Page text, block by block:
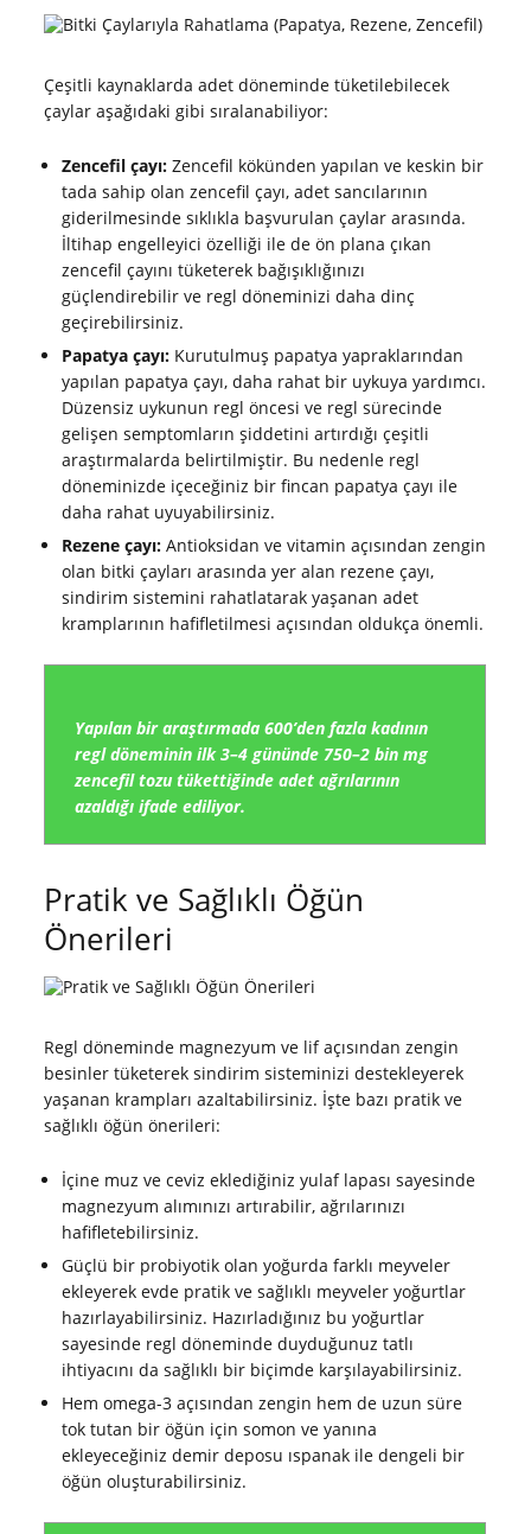
Çeşitli kaynaklarda adet döneminde tüketilebilecek
çaylar aşağıdaki gibi sıralanabiliyor:
Zencefil çayı: Zencefil kökünden yapılan ve keskin bir
tada sahip olan zencefil çayı, adet sancılarının
giderilmesinde sıklıkla başvurulan çaylar arasında.
İltihap engelleyici özelliği ile de ön plana çıkan
zencefil çayını tüketerek bağışıklığınızı
güçlendirebilir ve regl döneminizi daha dinç
geçirebilirsiniz.
Papatya çayı: Kurutulmuş papatya yapraklarından
yapılan papatya çayı, daha rahat bir uykuya yardımcı.
Düzensiz uykunun regl öncesi ve regl sürecinde
gelişen semptomların şiddetini artırdığı çeşitli
araştırmalarda belirtilmiştir. Bu nedenle regl
döneminizde içeceğiniz bir fincan papatya çayı ile
daha rahat uyuyabilirsiniz.
Rezene çayı: Antioksidan ve vitamin açısından zengin
olan bitki çayları arasında yer alan rezene çayı,
sindirim sistemini rahatlatarak yaşanan adet
kramplarının hafifletilmesi açısından oldukça önemli.
Yapılan bir araştırmada 600’den fazla kadının
regl döneminin ilk 3–4 gününde 750–2 bin mg
zencefil tozu tükettiğinde adet ağrılarının
azaldığı ifade ediliyor.
Pratik ve Sağlıklı Öğün
Önerileri
Regl döneminde magnezyum ve lif açısından zengin
besinler tüketerek sindirim sisteminizi destekleyerek
yaşanan krampları azaltabilirsiniz. İşte bazı pratik ve
sağlıklı öğün önerileri:
İçine muz ve ceviz eklediğiniz yulaf lapası sayesinde
magnezyum alımınızı artırabilir, ağrılarınızı
hafifletebilirsiniz.
Güçlü bir probiyotik olan yoğurda farklı meyveler
ekleyerek evde pratik ve sağlıklı meyveler yoğurtlar
hazırlayabilirsiniz. Hazırladığınız bu yoğurtlar
sayesinde regl döneminde duyduğunuz tatlı
ihtiyacını da sağlıklı bir biçimde karşılayabilirsiniz.
Hem omega-3 açısından zengin hem de uzun süre
tok tutan bir öğün için somon ve yanına
ekleyeceğiniz demir deposu ıspanak ile dengeli bir
öğün oluşturabilirsiniz.